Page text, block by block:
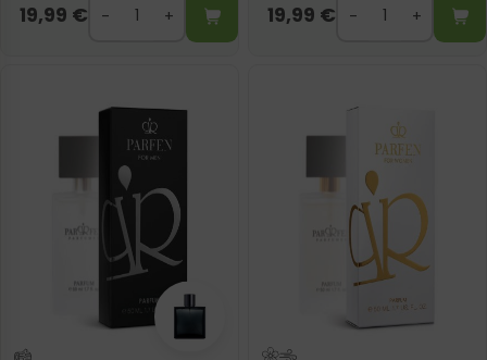
19,99 € 19,99 €